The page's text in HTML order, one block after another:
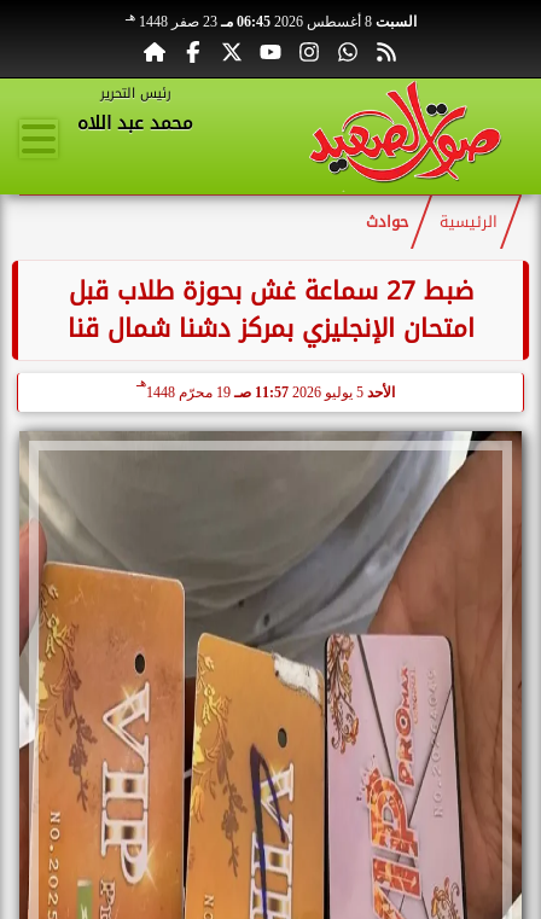
السبت 8 أغسطس 2026 06:45 مـ 23 صفر 1448 هـ
رئيس التحرير
محمد عبد اللاه
الرئيسية حوادث
ضبط 27 سماعة غش بحوزة طلاب قبل
امتحان الإنجليزي بمركز دشنا شمال قنا
الأحد 11:57 صـ 19 محرّم 1448
هـ